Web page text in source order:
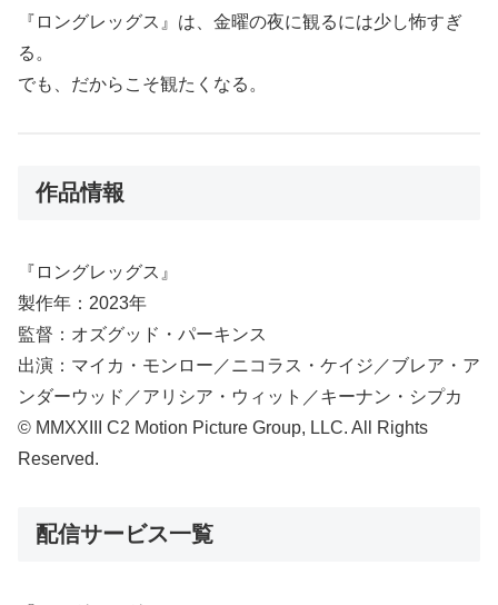
『ロングレッグス』は、金曜の夜に観るには少し怖すぎ
る。
でも、だからこそ観たくなる。
作品情報
『ロングレッグス』
製作年：2023年
監督：オズグッド・パーキンス
出演：マイカ・モンロー／ニコラス・ケイジ／ブレア・ア
ンダーウッド／アリシア・ウィット／キーナン・シプカ
© MMXXIII C2 Motion Picture Group, LLC. All Rights
Reserved.
配信サービス一覧